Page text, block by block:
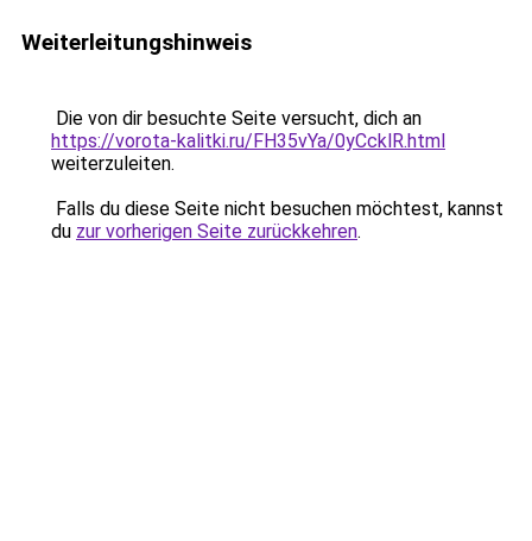
Weiterleitungshinweis
Die von dir besuchte Seite versucht, dich an
https://vorota-kalitki.ru/FH35vYa/0yCcklR.html
weiterzuleiten.
Falls du diese Seite nicht besuchen möchtest, kannst
du zur vorherigen Seite zurückkehren.